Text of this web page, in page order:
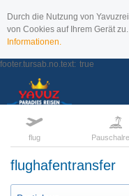
Durch die Nutzung von
von Cookies auf Ihrem Gerät zu.
Informationen.
footer.tursab.no.text: true
flug
flughafentransfer